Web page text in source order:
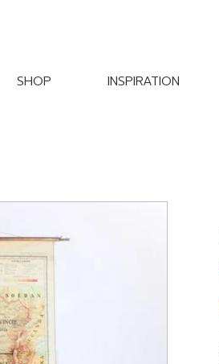
SHOP INSPIRATION